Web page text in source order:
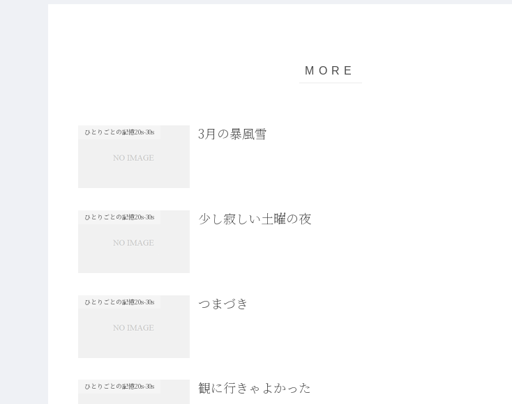
ひとりごとの記憶20s-30s 3月の暴風雪
ひとりごとの記憶20s-30s 少し寂しい土曜の夜
ひとりごとの記憶20s-30s つまづき
ひとりごとの記憶20s-30s 観に行きゃよかった